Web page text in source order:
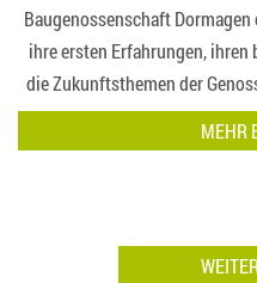
Baugenossenschaft
ihre ersten Erfahrungen,
die Zukunftsthemen der
MEHR